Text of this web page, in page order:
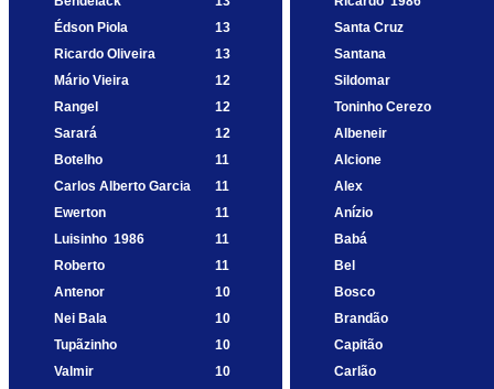
Édson Piola
13
Santa Cruz
Ricardo Oliveira
13
Santana
Mário Vieira
12
Sildomar
Rangel
12
Toninho Cerezo
Sarará
12
Albeneir
Botelho
11
Alcione
Carlos Alberto Garcia
11
Alex
Ewerton
11
Anízio
Luisinho 1986 11
Babá
Roberto
11
Bel
Antenor
10
Bosco
Nei Bala
10
Brandão
Tupãzinho
10
Capitão
Valmir
10
Carlão